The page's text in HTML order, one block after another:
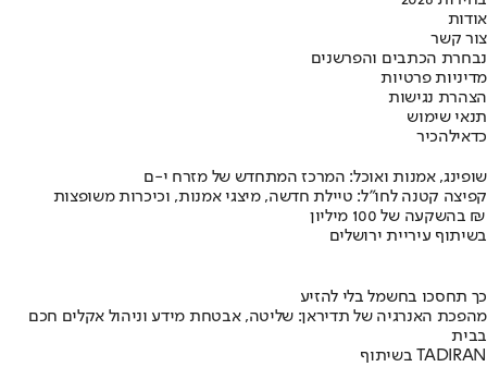
אודות
צור קשר
נבחרת הכתבים והפרשנים
מדיניות פרטיות
הצהרת נגישות
תנאי שימוש
כדאילהכיר
שופינג, אמנות ואוכל: המרכז המתחדש של מזרח י-ם
קפיצה קטנה לחו"ל: טיילת חדשה, מיצגי אמנות, וכיכרות משופצות
בהשקעה של 100 מיליון ₪
בשיתוף עיריית ירושלים
כך תחסכו בחשמל בלי להזיע
מהפכת האנרגיה של תדיראן: שליטה, אבטחת מידע וניהול אקלים חכם
בבית
בשיתוף TADIRAN